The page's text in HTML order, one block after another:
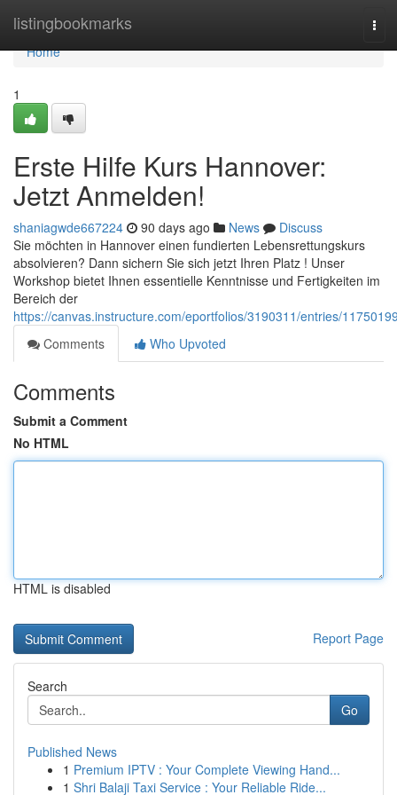
listingbookmarks
Home
Home
1
Erste Hilfe Kurs Hannover:
Jetzt Anmelden!
shaniagwde667224 90 days ago News
Discuss
Sie möchten in Hannover einen fundierten Lebensrettungskurs
absolvieren? Dann sichern Sie sich jetzt Ihren Platz ! Unser
Workshop bietet Ihnen essentielle Kenntnisse und Fertigkeiten im
Bereich der
https://canvas.instructure.com/eportfolios/3190311/entries/
Comments
Who Upvoted
Comments
Submit a Comment
No HTML
HTML is disabled
Report Page
Search
Go
Published News
1 Premium IPTV : Your Complete Viewing Hand...
1 Shri Balaji Taxi Service : Your Reliable Ride...